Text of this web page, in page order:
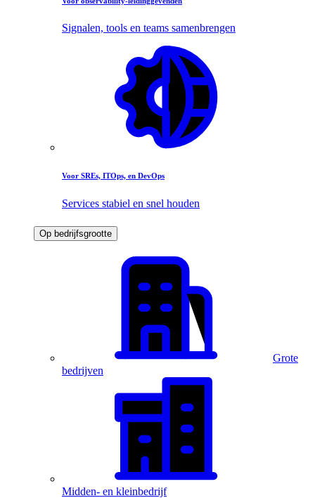
Signalen, tools en teams samenbrengen
Voor SREs, ITOps, en DevOps
Services stabiel en snel houden
Op bedrijfsgrootte
Grote
bedrijven
Midden- en kleinbedrijf